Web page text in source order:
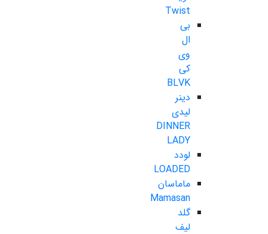
Twist
بی
ال
وی
کی
BLVK
دینر
لیدی
DINNER
LADY
لودد
LOADED
ماماسان
Mamasan
گلد
لیف